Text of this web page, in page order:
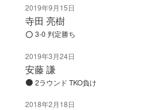
2019年9月15日
寺田 亮樹
3-0 判定勝ち
2019年3月24日
安藤 謙
2ラウンド TKO負け
2018年2月18日